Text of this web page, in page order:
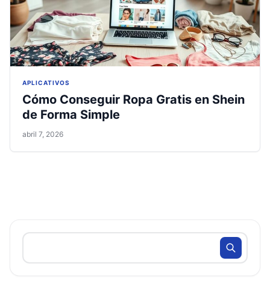
APLICATIVOS
Cómo Conseguir Ropa Gratis en Shein
de Forma Simple
abril 7, 2026